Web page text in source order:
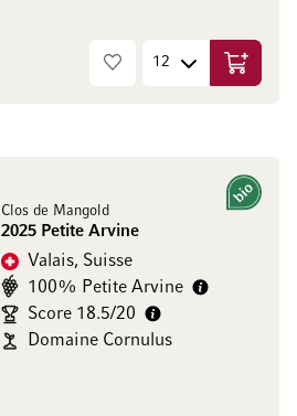
Ajouter
Clos de Mangold
2025 Petite Arvine
Bio
Valais, Suisse
100% Petite Arvine
Score 18.5/20
Domaine Cornulus